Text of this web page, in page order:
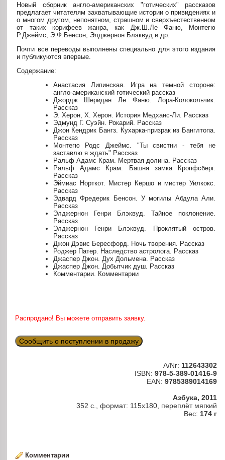
Новый сборник англо-американских "готических" рассказов
предлагает читателям захватывающие истории о привидениях и
о многом другом, непонятном, страшном и сверхъестественном
от таких корифеев жанра, как Дж.Ш.Ле Фаню, Монтегю
Р.Джеймс, Э.Ф.Бенсон, Элджернон Блэквуд и др.
Почти все переводы выполнены специально для этого издания
и публикуются впервые.
Содержание:
Анастасия Липинская. Игра на темной стороне:
англо-американский готический рассказ
Джордж Шеридан Ле Фаню. Лора-Колокольчик.
Рассказ
Э. Херон, Х. Херон. История Медханс-Ли. Рассказ
Эдмунд Г. Суэйн. Рокарий. Рассказ
Джон Кендрик Бангз. Кухарка-призрак из Банглтопа.
Рассказ
Монтегю Родс Джеймс. "Ты свистни - тебя не
заставлю я ждать" Рассказ
Ральф Адамс Крам. Мертвая долина. Рассказ
Ральф Адамс Крам. Башня замка Кропфсберг.
Рассказ
Эймиас Норткот. Мистер Кершо и мистер Уилкокс.
Рассказ
Эдвард Фредерик Бенсон. У могилы Абдула Али.
Рассказ
Элджернон Генри Блэквуд. Тайное поклонение.
Рассказ
Элджернон Генри Блэквуд. Проклятый остров.
Рассказ
Джон Дэвис Бересфорд. Ночь творения. Рассказ
Роджер Патер. Наследство астролога. Рассказ
Джаспер Джон. Дух Дольмена. Рассказ
Джаспер Джон. Добытчик душ. Рассказ
Комментарии. Комментарии
Распродано! Вы можете отправить заявку.
Сообщить о поступлении в продажу
A/Nr: 112643302
ISBN: 978-5-389-01416-9
EAN: 9785389014169
Азбука, 2011
352 с., формат: 115х180, переплёт мягкий
Вес: 174 г
Комментарии